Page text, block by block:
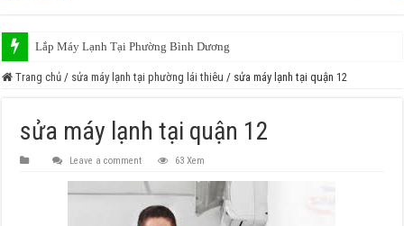
Lắp Máy Lạnh Tại Phường Bình Dương
Trang chủ / sửa máy lạnh tại phường lái thiêu / sửa máy lạnh tại quận 12
sửa máy lạnh tại quận 12
Leave a comment 63 Xem